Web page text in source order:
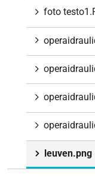
foto
leuven.png